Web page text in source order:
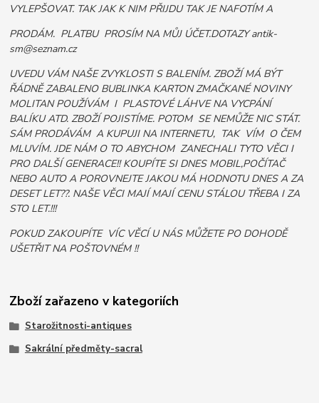
VYLEPŠOVAT. TAK JAK K NIM PŘIJDU TAK JE NAFOTÍM A
PRODÁM. PLATBU PROSÍM NA MŮJ ÚČET.DOTAZY antik-
sm@seznam.cz
UVEDU VÁM NAŠE ZVYKLOSTI S BALENÍM. ZBOŽÍ MÁ BÝT
ŘÁDNĚ ZABALENO BUBLINKA KARTON ZMAČKANÉ NOVINY
MOLITAN POUŽÍVÁM I PLASTOVÉ LÁHVE NA VYCPÁNÍ
BALÍKU ATD. ZBOŽÍ POJISTÍME. POTOM SE NEMŮŽE NIC STÁT.
SÁM PRODÁVÁM A KUPUJI NA INTERNETU, TAK VÍM O ČEM
MLUVÍM. JDE NÁM O TO ABYCHOM ZANECHALI TYTO VĚCI I
PRO DALŠÍ GENERACE!! KOUPÍTE SI DNES MOBIL,POČÍTAČ
NEBO AUTO A POROVNEJTE JAKOU MÁ HODNOTU DNES A ZA
DESET LET??. NAŠE VĚCI MAJÍ MAJÍ CENU STÁLOU TŘEBA I ZA
STO LET.!!!
POKUD ZAKOUPÍTE VÍC VĚCÍ U NÁS MŮŽETE PO DOHODĚ
UŠETŘIT NA POŠTOVNÉM !!
Zboží zařazeno v kategoriích
Starožitnosti-antiques
Sakrální předměty-sacral